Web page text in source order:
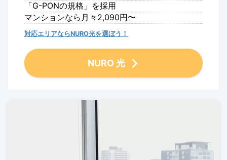
「G-PONの規格」を採用
マンションなら月々2,090円〜
対応エリアならNURO光を選ぼう！
NURO 光